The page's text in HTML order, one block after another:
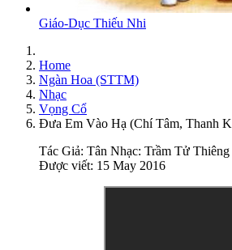
Giáo-Dục Thiếu Nhi
Home
Ngàn Hoa (STTM)
Nhạc
Vọng Cổ
Đưa Em Vào Hạ (Chí Tâm, Thanh
Tác Giả: Tân Nhạc: Trầm Tử Thiêng
Được viết: 15 May 2016